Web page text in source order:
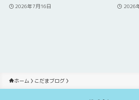
2026年7月16日 2026
ホーム こだまブログ